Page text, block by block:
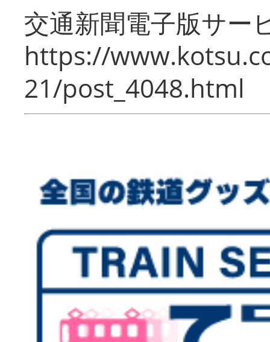
交通新聞電子版サー
https://
21/post_4048.html